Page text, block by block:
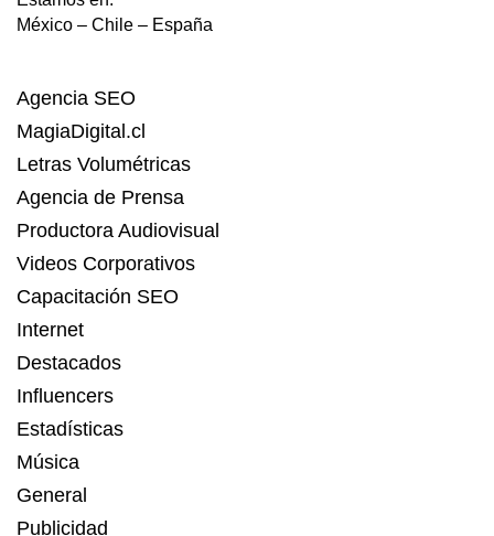
México – Chile – España
Agencia SEO
MagiaDigital.cl
Letras Volumétricas
Agencia de Prensa
Productora Audiovisual
Videos Corporativos
Capacitación SEO
Internet
Destacados
Influencers
Estadísticas
Música
General
Publicidad